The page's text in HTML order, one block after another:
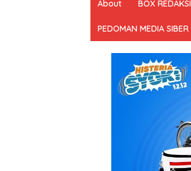
About BOX REDAKSI
PEDOMAN MEDIA SIBER